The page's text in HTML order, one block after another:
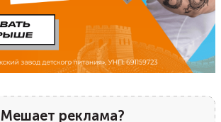
Мешает реклама?